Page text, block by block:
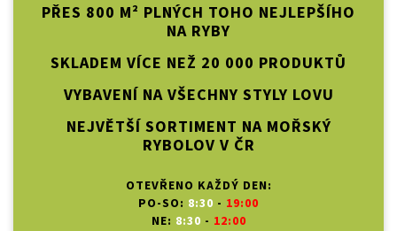
PŘES 800 M² PLNÝCH TOHO NEJLEPŠÍHO
NA RYBY
SKLADEM VÍCE NEŽ 20 000 PRODUKTŮ
VYBAVENÍ NA VŠECHNY STYLY LOVU
NEJVĚTŠÍ SORTIMENT NA MOŘSKÝ
RYBOLOV V ČR
OTEVŘENO KAŽDÝ DEN:
PO-SO: 8:30 - 19:00
NE: 8:30 - 12:00